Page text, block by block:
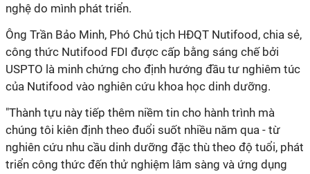
công thức Nutifood FDI được cấp bằng sáng chế bởi
USPTO là minh chứng cho định hướng đầu tư nghiêm túc
của Nutifood vào nghiên cứu khoa học dinh dưỡng.
"Thành tựu này tiếp thêm niềm tin cho hành trình mà
chúng tôi kiên định theo đuổi suốt nhiều năm qua - từ
nghiên cứu nhu cầu dinh dưỡng đặc thù theo độ tuổi, phát
triển công thức đến thử nghiệm lâm sàng và ứng dụng